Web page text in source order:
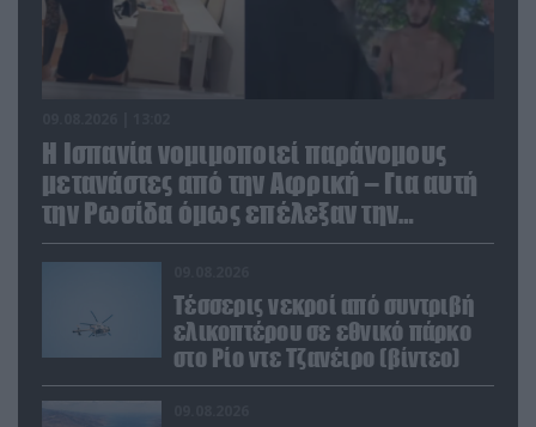
Η Ισπανία νομιμοποιεί παράνομους
μετανάστες από την Αφρική – Για αυτή
την Ρωσίδα όμως επέλεξαν την
απέλαση
Τέσσερις νεκροί από συντριβή
ελικοπτέρου σε εθνικό πάρκο
στο Ρίο ντε Τζανέιρο (βίντεο)